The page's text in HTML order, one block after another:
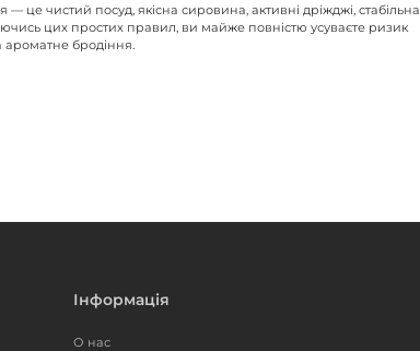
це чистий посуд, якісна сировина, активні дріжджі, стабільна
цих простих правил, ви майже повністю усуваєте ризик
ароматне бродіння.
Інформація
О нас